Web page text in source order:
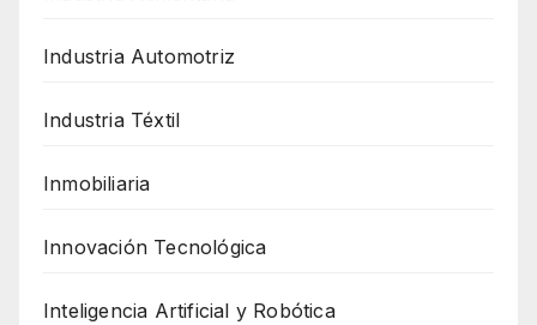
Industria Automotriz
Industria Téxtil
Inmobiliaria
Innovación Tecnológica
Inteligencia Artificial y Robótica